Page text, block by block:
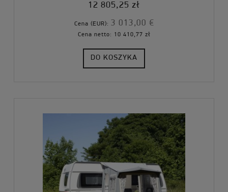
12 805,25 zł
Cena (EUR): 3 013,00 €
Cena netto: 10 410,77 zł
DO KOSZYKA